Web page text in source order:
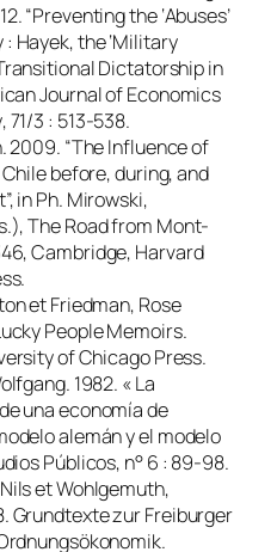
“Preventing the ‘Abuses’
Hayek, the ‘Military
Dictatorship in
Journal of Economics
, 71/3 : 513-538.
2009. “The Influence of
before, during, and
inPh. Mirowski,
The Road from Mont-
Cambridge, Harvard
et Friedman, Rose
People Memoirs.
of Chicago Press.
1982. « La
una economía de
alemán y el modelo
Públicos, n° 6 : 89-98.
et Wohlgemuth,
Grundtexte zur Freiburger
.